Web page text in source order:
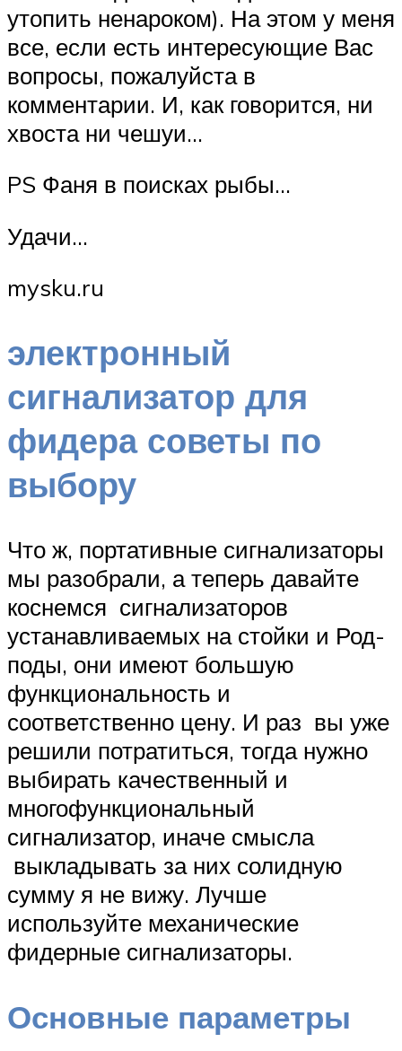
утопить ненароком). На этом у меня
все, если есть интересующие Вас
вопросы, пожалуйста в
комментарии. И, как говорится, ни
хвоста ни чешуи…
PS Фаня в поисках рыбы…
Удачи…
mysku.ru
электронный
сигнализатор для
фидера советы по
выбору
Что ж, портативные сигнализаторы
мы разобрали, а теперь давайте
коснемся сигнализаторов
устанавливаемых на стойки и Род-
поды, они имеют большую
функциональность и
соответственно цену. И раз вы уже
решили потратиться, тогда нужно
выбирать качественный и
многофункциональный
сигнализатор, иначе смысла
выкладывать за них солидную
сумму я не вижу. Лучше
используйте механические
фидерные сигнализаторы.
Основные параметры